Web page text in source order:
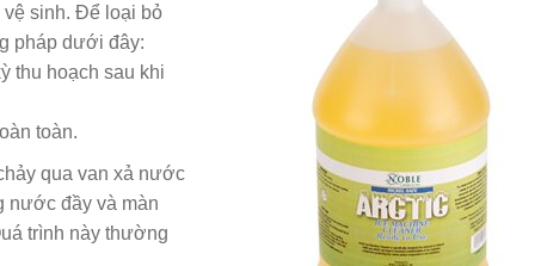
sinh. Để loại bỏ
pháp dưới đây:
thu hoạch sau khi
toàn.
qua van xả nước
nước đầy và màn
trình này thường